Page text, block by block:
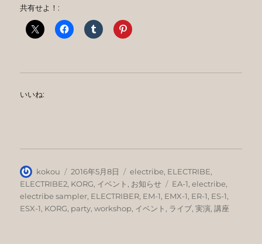
共有せよ！:
いいね:
投
稿
者
kokou
投
稿
日:
2016年5月8日
カ
テ
ゴ
リ
electribe, ELECTRIBE,
ELECTRIBE2, KORG, イベント , お知らせ
タ
グ
EA-1,electribe,
electribe sampler, ELECTRIBER, EM-1, EMX-1, ER-1, ES-1,
ESX-1, KORG, party,workshop, イベント , ライブ,実演,講座